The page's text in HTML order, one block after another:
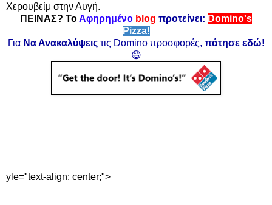
Χερουβείμ στην Αυγή.
ΠΕΙΝΑΣ? ΤοΑφηρημένο blog προτείνει: Domino's
Pizza!
Για Να Ανακαλύψειςτις Domino προσφορές, πάτησε εδώ!
😄
yle="text-align: center;">